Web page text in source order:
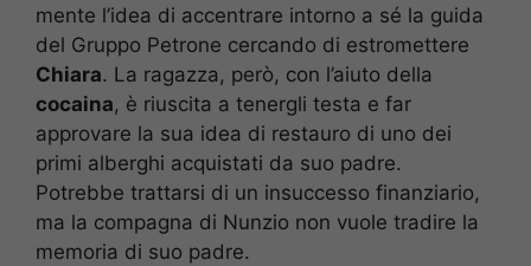
mente l’idea di accentrare intorno a sé la guida
del Gruppo Petrone cercando di estromettere
Chiara. La ragazza, però, con l’aiuto della
cocaina, è riuscita a tenergli testa e far
approvare la sua idea di restauro di uno dei
primi alberghi acquistati da suo padre.
Potrebbe trattarsi di un insuccesso finanziario,
ma la compagna di Nunzio non vuole tradire la
memoria di suo padre.